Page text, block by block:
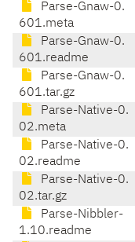
Parse-Gnaw-0.
601.meta
Parse-Gnaw-0.
601.readme
Parse-Gnaw-0.
601.tar.gz
Parse-Native-0.
02.meta
Parse-Native-0.
02.readme
Parse-Native-0.
02.tar.gz
Parse-Nibbler-
1.10.readme